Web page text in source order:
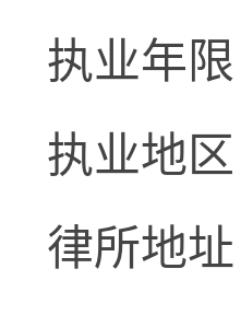
执业年限
执业地区
律所地址